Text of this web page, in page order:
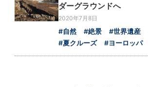
ダーグラウンドへ
2020年7月8日
#自然 #絶景 #世界遺産
#夏クルーズ
#ヨーロッパ